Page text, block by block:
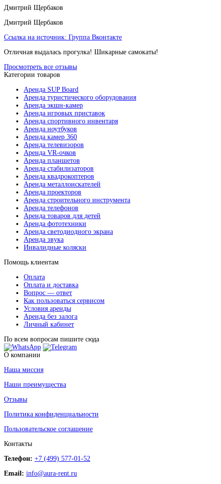
Дмитрий Щербаков
Дмитрий Щербаков
Ссылка на источник: Группа Вконтакте
Отличная выдалась прогулка! Шикарные самокаты!
Просмотреть все отзывы
Категории товаров
Аренда SUP Board
Аренда туристического оборудования
Аренда экшн-камер
Аренда игровых приставок
Аренда спортивного инвентаря
Аренда ноутбуков
Аренда камер 360
Аренда телевизоров
Аренда VR-очков
Аренда планшетов
Аренда стабилизаторов
Аренда квадрокоптеров
Аренда металлоискателей
Аренда проекторов
Аренда строительного инструмента
Аренда телефонов
Аренда товаров для детей
Аренда фототехники
Аренда светодиодного экрана
Аренда звука
Инвалидные коляски
Помощь клиентам
Оплата
Оплата и доставка
Вопрос — ответ
Как пользоваться сервисом
Условия аренды
Аренда без залога
Личный кабинет
По всем вопросам пишите сюда
О компании
Наша миссия
Наши преимущества
Отзывы
Политика конфиденциальности
Пользовательское соглашение
Контакты
Телефон: +7 (499) 577-01-52
Email: info@aura-rent.ru